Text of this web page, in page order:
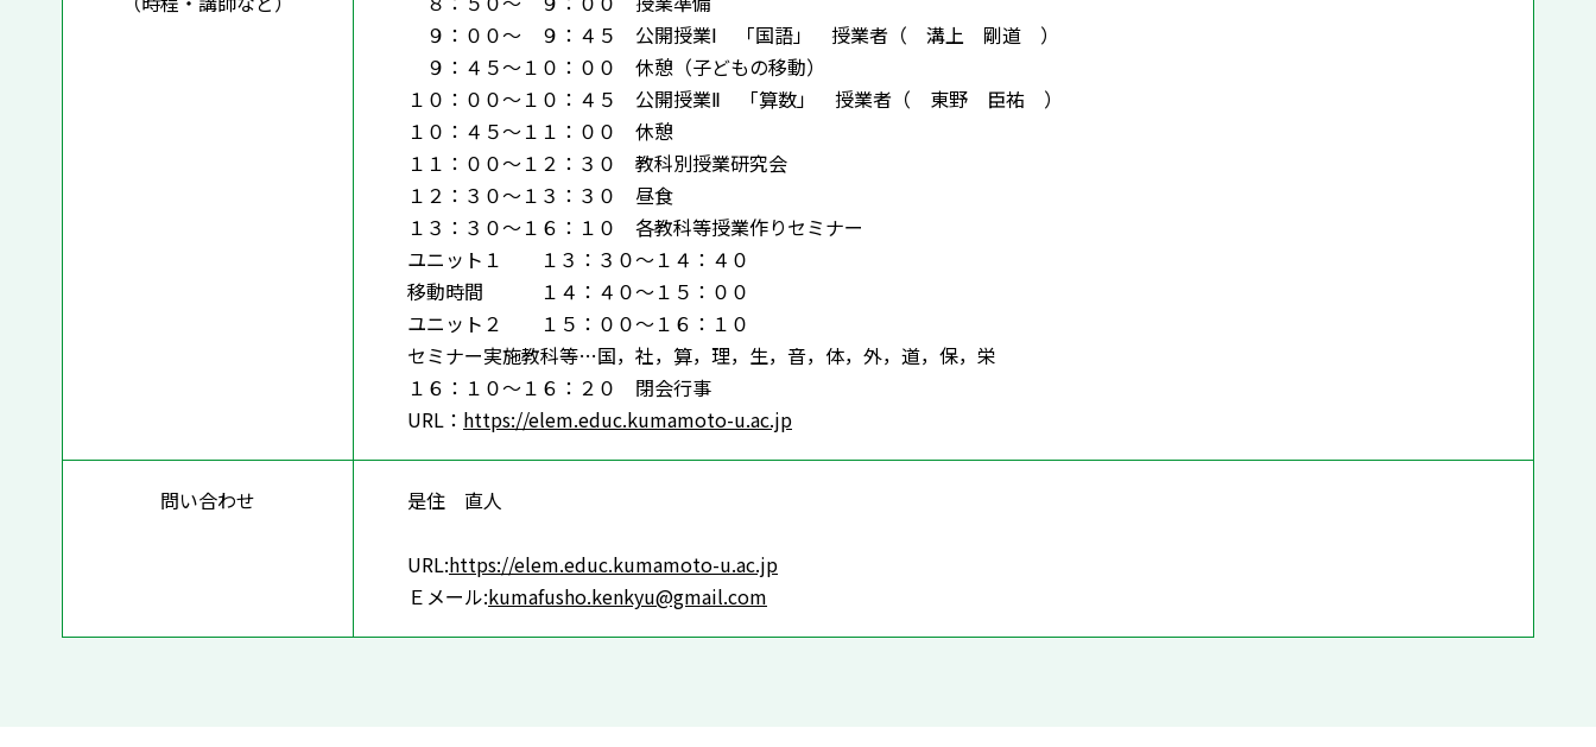
９：００〜 ９：４５ 公開授業Ⅰ 「国語」 授業者（ 溝上 剛道 ）
９：４５～１０：００ 休憩（子どもの移動）
１０：００〜１０：４５ 公開授業Ⅱ 「算数」 授業者（ 東野 臣祐 ）
１０：４５〜１１：００ 休憩
１１：００〜１２：３０ 教科別授業研究会
１２：３０～１３：３０ 昼食
１３：３０〜１６：１０ 各教科等授業作りセミナー
ユニット１ １３：３０〜１４：４０
移動時間 １４：４０〜１５：００
ユニット２ １５：００〜１６：１０
セミナー実施教科等…国，社，算，理，生，音，体，外，道，保，栄
１６：１０〜１６：２０ 閉会行事
URL： https://elem.educ.kumamoto-u.ac.jp
問い合わせ 是住 直人
URL:https://elem.educ.kumamoto-u.ac.jp
Ｅメール:kumafusho.kenkyu@gmail.com